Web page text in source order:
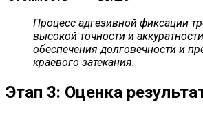
Процесс адгезивной фиксации
высокой точности и
обеспечения долговечности и
краевого затекания.
Этап 3: Оценка